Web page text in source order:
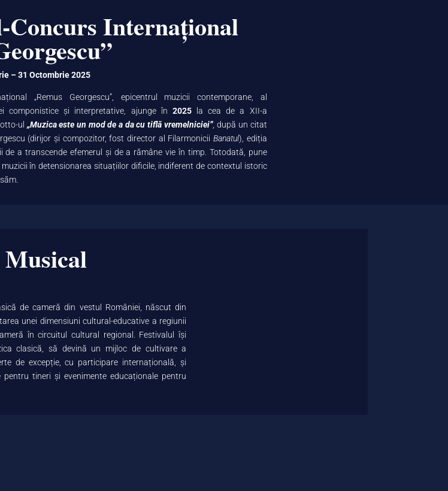
Concurs Internațional
– 31 Octombrie 2025
„Remus Georgescu”, epicentrul muzicii contemporane, al
componistice şi interpretative, ajunge în 2025la cea de a XII-a
ul „Muzica este un mod de a da cu tiflă vremelniciei”, după un citat
(dirijor și compozitor, fost director al Filarmonicii Banatul), ediția
de a transcende efemerul și de a rămâne vie în timp. Totodată, pune
în detensionarea situațiilor dificile, indiferent de contextul istoric
de cameră din vestul României, născut din
unei dimensiuni cultural-educative a regiunii
în circuitul cultural regional. Festivalul își
clasică, să devină un mijloc de cultivare a
de excepție, cu participare internațională, și
tineri și evenimente educaționale pentru